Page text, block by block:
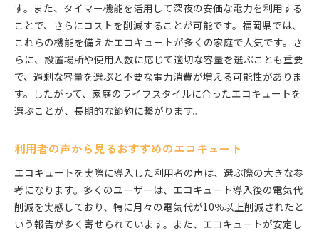
す。また、タイマー機能を活用して深夜の安価な電力を利用する
ことで、さらにコストを削減することが可能です。福岡県では、
これらの機能を備えたエコキュートが多くの家庭で人気です。さ
らに、設置場所や使用人数に応じて適切な容量を選ぶことも重要
で、過剰な容量を選ぶと不要な電力消費が増える可能性がありま
す。したがって、家庭のライフスタイルに合ったエコキュートを
選ぶことが、長期的な節約に繋がります。
利用者の声から見るおすすめのエコキュート
エコキュートを実際に導入した利用者の声は、選ぶ際の大きな参
考になります。多くのユーザーは、エコキュート導入後の電気代
削減を実感しており、特に月々の電気代が10％以上削減されたと
いう報告が多く寄せられています。また、エコキュートが安定し